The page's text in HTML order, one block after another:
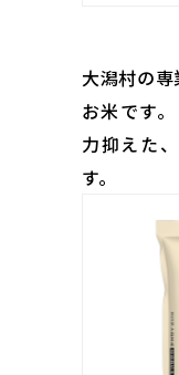
大潟村の
お米です
力抑えた
す。